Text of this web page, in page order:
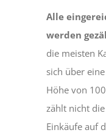
Alle
werden
die meisten
sich über
Höhe von
zählt nicht
Einkäufe auf